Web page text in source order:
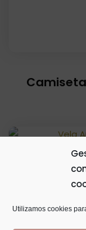
Utilizamos cookies
Vela